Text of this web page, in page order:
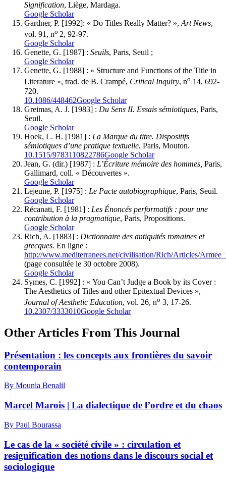
Signification, Liège, Mardaga.
Google Scholar
Gardner, P. [1992]: « Do Titles Really Matter? », Art News,
vol. 91, no 2, 92-97.
Google Scholar
Genette, G. [1987] : Seuils, Paris, Seuil ;
Google Scholar
Genette, G. [1988] : « Structure and Functions of the Title in
Literature », trad. de B. Crampé, Critical Inquiry, no 14, 692-
720.
10.1086/448462Google Scholar
Greimas, A. J. [1983] : Du Sens II. Essais sémiotiques, Paris,
Seuil.
Google Scholar
Hoek, L. H. [1981] : La Marque du titre. Dispositifs
sémiotiques d’une pratique textuelle, Paris, Mouton.
10.1515/9783110822786Google Scholar
Jean, G. (dir.) [1987] : L’Écriture mémoire des hommes, Paris,
Gallimard, coll. « Découvertes ».
Google Scholar
Lejeune, P. [1975] : Le Pacte autobiographique, Paris, Seuil.
Google Scholar
Récanati, F. [1981] : Les Énoncés performatifs : pour une
contribution à la pragmatique, Paris, Propositions.
Google Scholar
Rich, A. [1883] : Dictionnaire des antiquités romaines et
grecques. En ligne :
http://www.mediterranees.net/civilisation/Rich/Articles/
(page consultée le 30 octobre 2008).
Google Scholar
Symes, C. [1992] : « You Can’t Judge a Book by its Cover :
The Aesthetics of Titles and other Epitextual Devices »,
Journal of Aesthetic Education, vol. 26, no 3, 17-26.
10.2307/3333010Google Scholar
Other Articles From This Journal
Présentation : les concepts aux frontières du savoir
contemporain
By Mounia Benalil
Marcel Marois | La dialectique de l’ordre et du chaos
By Paul Bourassa
Le cas de la « société civile » : circulation et
resignification des notions dans le discours social et
sociologique